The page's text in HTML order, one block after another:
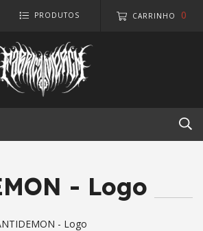
PRODUTOS CARRINHO 0
- Logo
- Logo